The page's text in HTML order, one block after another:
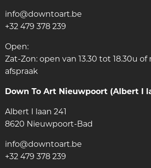
info@downtoart.be
+32 479 378 239
Open:
Zat-Zon: open van 13.30 tot 18.30u
afspraak
Down To Art Nieuwpoort (Albert I
Albert I laan 241
8620 Nieuwpoort-Bad
info@downtoart.be
+32 479 378 239